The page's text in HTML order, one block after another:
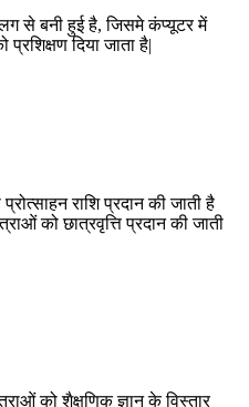
से बनी हुई है, जिसमे कंप्यूटर में
प्रशिक्षण दिया जाता है|
राशि प्रदान की जाती है
को छात्रवृत्ति प्रदान की जाती
को शैक्षणिक ज्ञान के विस्तार